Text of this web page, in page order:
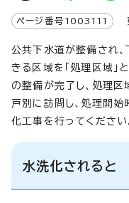
ページ番号 1003111 更
公共下水道が整備され
きる区域を「処理区域」
の整備が完了し、処理区
戸別に訪問し、処理開始
化工事を行ってください
水洗化されると